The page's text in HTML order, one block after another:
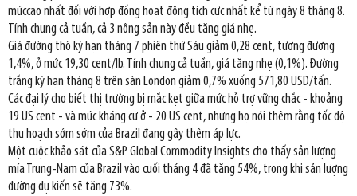
mứccao nhất đối với hợp đồng hoạt động tích cực nhất kể từ ngày 8 tháng 8.
Tính chung cả tuần, cả 3 nông sản này đều tăng giá nhẹ.
Giá đường thô kỳ hạn tháng 7 phiên thứ Sáu giảm 0,28 cent, tương đương
1,4%, ở mức 19,30 cent/lb. Tính chung cả tuần, giá tăng nhẹ (0,1%). Đường
trắng kỳ hạn tháng 8 trên sàn London giảm 0,7% xuống 571,80 USD/tấn.
Các đại lý cho biết thị trường bị mắc kẹt giữa mức hỗ trợ vững chắc - khoảng
19 US cent - và mức kháng cự ở - 20 US cent, nhưng họ nói thêm rằng tốc độ
thu hoạch sớm sớm của Brazil đang gây thêm áp lực.
Một cuộc khảo sát của S&P Global Commodity Insights cho thấy sản lượng
mía Trung-Nam của Brazil vào cuối tháng 4 đã tăng 54%, trong khi sản lượng
đường dự kiến sẽ tăng 73%.